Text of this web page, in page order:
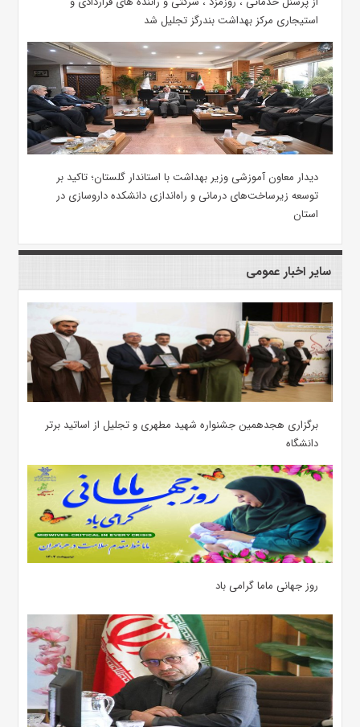
استیجاری مرکز بهداشت بندرگز تجلیل شد
دیدار معاون آموزشی وزیر بهداشت با استاندار گلستان؛ تاکید بر
توسعه زیرساخت‌های درمانی و راه‌اندازی دانشکده داروسازی در
استان
سایر اخبار عمومی
برگزاری هجدهمین جشنواره شهید مطهری و تجلیل از اساتید برتر
دانشگاه
روز جهانی ماما گرامی باد